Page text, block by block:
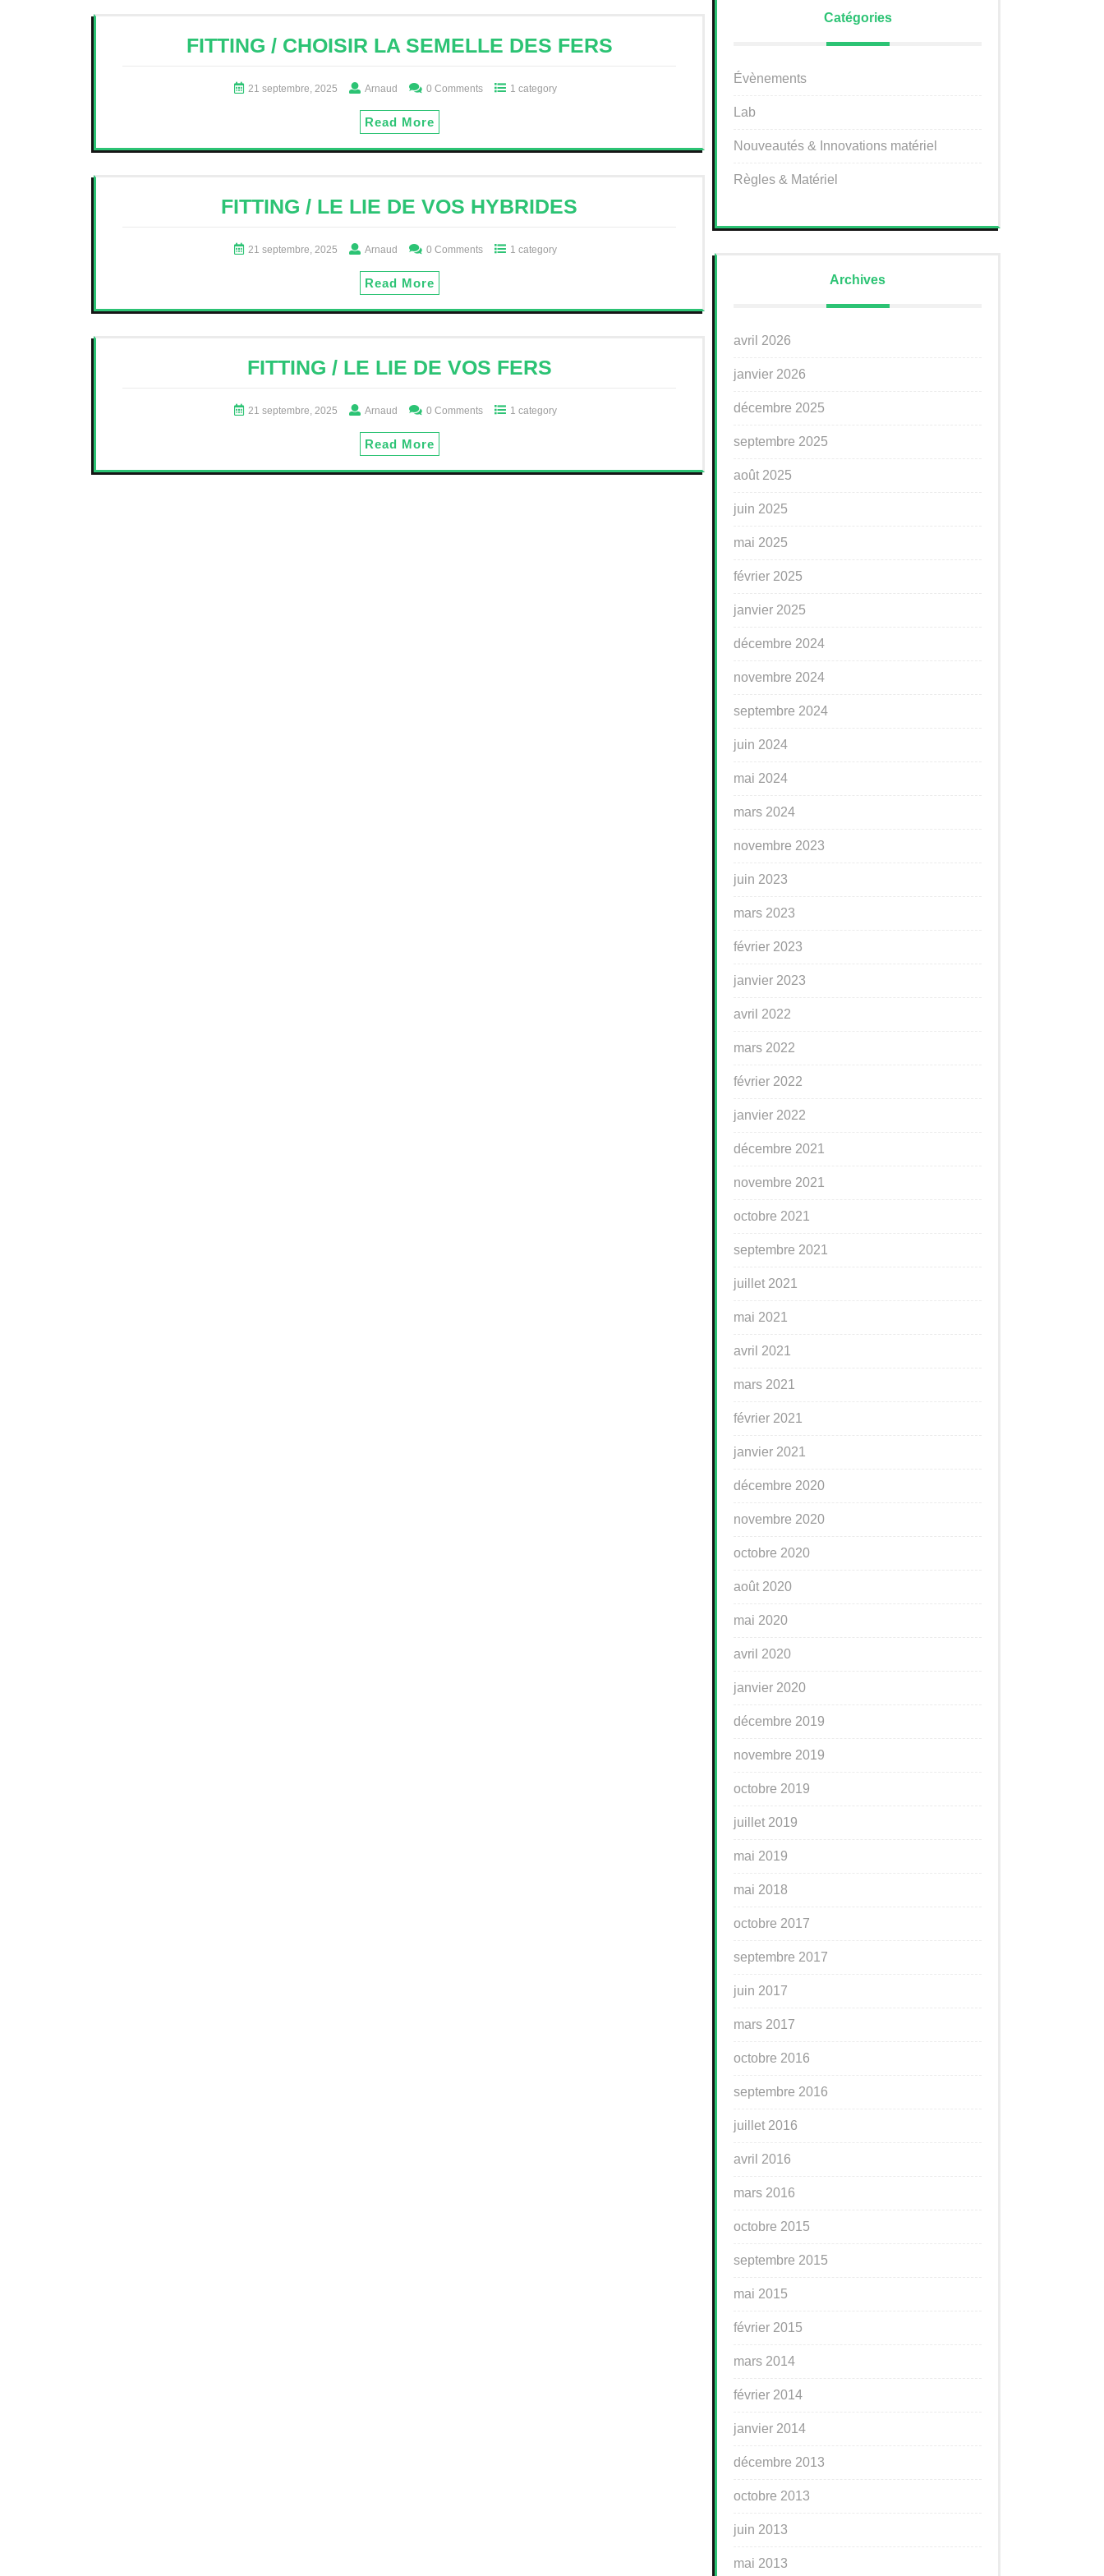
FITTING / CHOISIR LA SEMELLE DES FERS
21 septembre, 2025 Arnaud 0 Comments 1 category
Read More
FITTING / LE LIE DE VOS HYBRIDES
21 septembre, 2025 Arnaud 0 Comments 1 category
Read More
FITTING / LE LIE DE VOS FERS
21 septembre, 2025 Arnaud 0 Comments 1 category
Read More
Catégories
Évènements
Lab
Nouveautés & Innovations matériel
Règles & Matériel
Archives
avril 2026
janvier 2026
décembre 2025
septembre 2025
août 2025
juin 2025
mai 2025
février 2025
janvier 2025
décembre 2024
novembre 2024
septembre 2024
juin 2024
mai 2024
mars 2024
novembre 2023
juin 2023
mars 2023
février 2023
janvier 2023
avril 2022
mars 2022
février 2022
janvier 2022
décembre 2021
novembre 2021
octobre 2021
septembre 2021
juillet 2021
mai 2021
avril 2021
mars 2021
février 2021
janvier 2021
décembre 2020
novembre 2020
octobre 2020
août 2020
mai 2020
avril 2020
janvier 2020
décembre 2019
novembre 2019
octobre 2019
juillet 2019
mai 2019
mai 2018
octobre 2017
septembre 2017
juin 2017
mars 2017
octobre 2016
septembre 2016
juillet 2016
avril 2016
mars 2016
octobre 2015
septembre 2015
mai 2015
février 2015
mars 2014
février 2014
janvier 2014
décembre 2013
octobre 2013
juin 2013
mai 2013